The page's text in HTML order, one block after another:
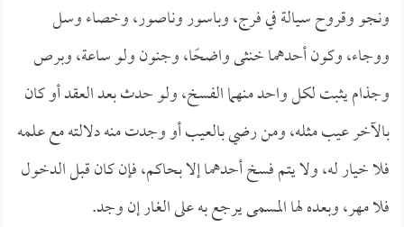
ونجو وقروح سيالة في فرج، وباسور وناصور، وخصاء وسل
ووجاء، وكون أحدهما خنثى واضحًا، وجنون ولو ساعة، وبرص
وجذام يثبت لكل واحد منهما الفسخ، ولو حدث بعد العقد أو كان
بالآخر عيب مثله، ومن رضي بالعيب أو وجدت منه دلالته مع علمه
فلا خيار له، ولا يتم فسخ أحدهما إلا بحاكم، فإن كان قبل الدخول
فلا مهر، وبعده لها المسمى يرجع به على الغار إن وجد.